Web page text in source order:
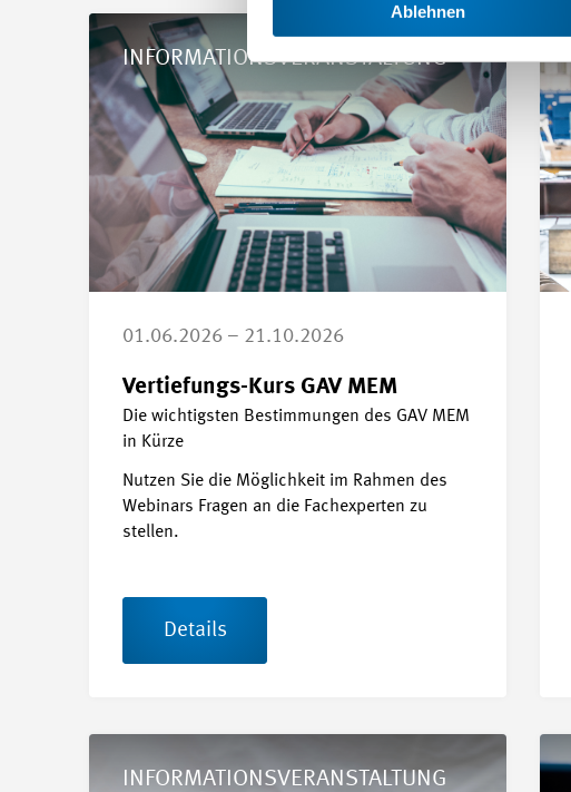
Ablehnen
INFORMATIONSVERANSTALTUNG
01.06.2026 – 21.10.2026
Vertiefungs-Kurs GAV MEM
Die wichtigsten Bestimmungen des GAV MEM
in Kürze
Nutzen Sie die Möglichkeit im Rahmen des
Webinars Fragen an die Fachexperten zu
stellen.
Details
Details Vertiefungs-Kurs GAV MEM
INFORMATIONSVERANSTALTUNG